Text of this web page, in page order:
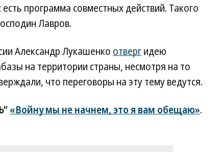
программа совместных действий. Такого
Лавров.
Александр Лукашенко отвергидею
на территории страны, несмотря на то
что переговоры на эту тему ведутся.
«Войну мы не начнем, это я вам обещаю».